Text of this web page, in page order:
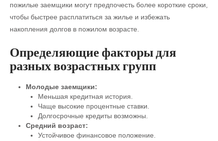
пожилые заемщики могут предпочесть более короткие сроки,
чтобы быстрее расплатиться за жилье и избежать
накопления долгов в пожилом возрасте.
Определяющие факторы для
разных возрастных групп
Молодые заемщики:
Меньшая кредитная история.
Чаще высокие процентные ставки.
Долгосрочные кредиты возможны.
Средний возраст:
Устойчивое финансовое положение.